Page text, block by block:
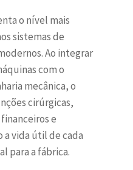
o nível mais
sistemas de
Ao integrar
com o
mecânica, o
cirúrgicas,
e
a vida útil de cada
para a fábrica.